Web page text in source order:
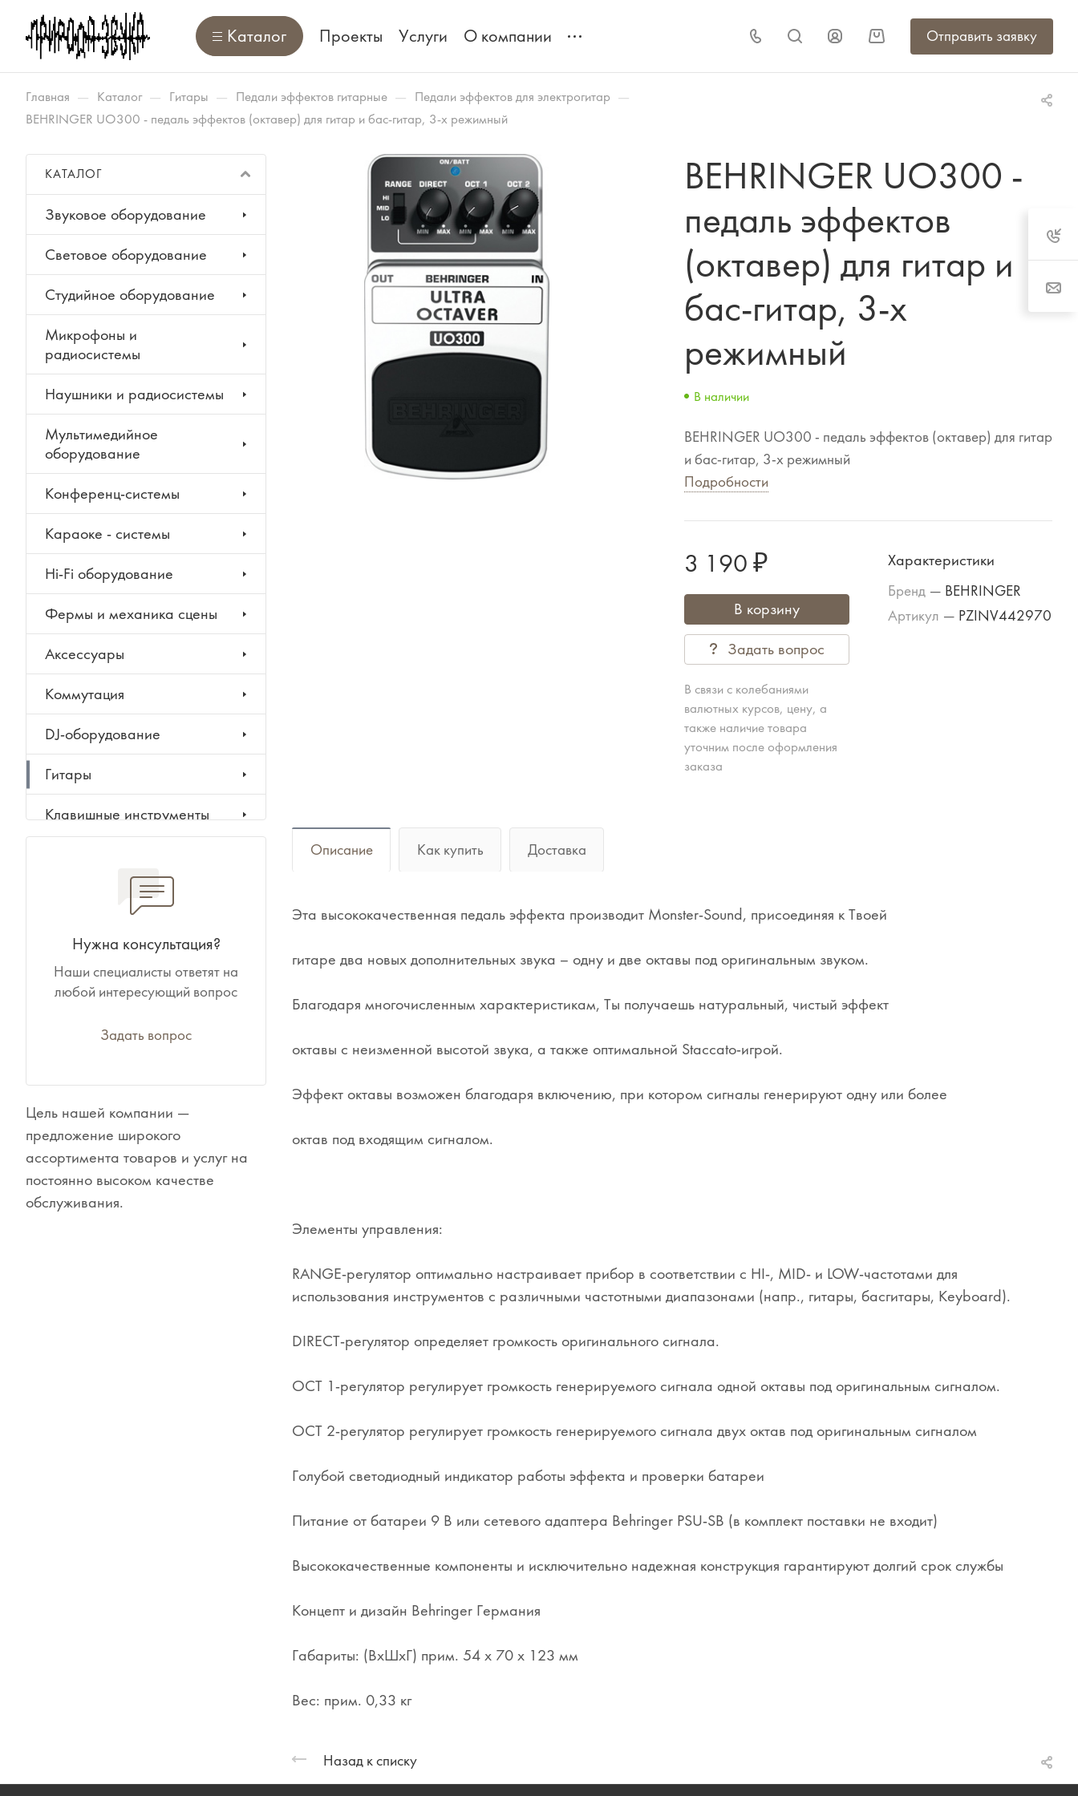
Каталог Проекты Услуги О компании Отправить заявку
Главная — Каталог — Гитары — Педали эффектов гитарные — Педали эффектов для электрогитар —
BEHRINGER UO300 - педаль эффектов (октавер) для гитар и бас-гитар, 3-х режимный
BEHRINGER UO300 -
педаль эффектов
(октавер) для гитар и
бас-гитар, 3-х
режимный
В наличии
BEHRINGER UO300 - педаль эффектов (октавер) для гитар
и бас-гитар, 3-х режимный
Подробности
3 190 ₽
В корзину
Задать вопрос
В связи с колебаниями
валютных курсов, цену, а
также наличие товара
уточним после оформления
заказа
Характеристики
Бренд — BEHRINGER
Артикул — PZINV442970
Описание Как купить Доставка
Эта высококачественная педаль эффекта производит Monster-Sound, присоединяя к Твоей
гитаре два новых дополнительных звука – одну и две октавы под оригинальным звуком.
Благодаря многочисленным характеристикам, Ты получаешь натуральный, чистый эффект
октавы с неизменной высотой звука, а также оптимальной Staccato-игрой.
Эффект октавы возможен благодаря включению, при котором сигналы генерируют одну или более
октав под входящим сигналом.
Элементы управления:
RANGE-регулятор оптимально настраивает прибор в соответствии с HI-, MID- и LOW-частотами для
использования инструментов с различными частотными диапазонами (напр., гитары, басгитары, Keyboard).
DIRECT-регулятор определяет громкость оригинального сигнала.
OCT 1-регулятор регулирует громкость генерируемого сигнала одной октавы под оригинальным сигналом.
OCT 2-регулятор регулирует громкость генерируемого сигнала двух октав под оригинальным сигналом
Голубой светодиодный индикатор работы эффекта и проверки батареи
Питание от батареи 9 В или сетевого адаптера Behringer PSU-SB (в комплект поставки не входит)
Высококачественные компоненты и исключительно надежная конструкция гарантируют долгий срок службы
Концепт и дизайн Behringer Германия
Габариты: (ВхШхГ) прим. 54 x 70 x 123 мм
Вес: прим. 0,33 кг
Назад к списку
КАТАЛОГ
Звуковое оборудование
Световое оборудование
Студийное оборудование
Микрофоны и
радиосистемы
Наушники и радиосистемы
Мультимедийное
оборудование
Конференц-системы
Караоке - системы
Hi-Fi оборудование
Фермы и механика сцены
Аксессуары
Коммутация
DJ-оборудование
Гитары
Клавишные инструменты
Духовые инструменты
Классические инструменты
Народные инструменты
Сувениры
Одежда
Нужна консультация?
Наши специалисты ответят на
любой интересующий вопрос
Задать вопрос
Цель нашей компании —
предложение широкого
ассортимента товаров и услуг на
постоянно высоком качестве
обслуживания.